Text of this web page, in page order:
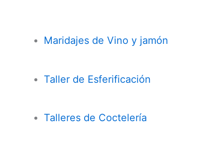
Maridajes de Vino y jamón
Taller de Esferificación
Talleres de Coctelería